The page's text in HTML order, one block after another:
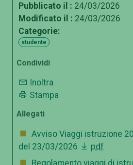
Pubblicato il : 24/03/2026
Modificato il : 24/03/2026
Categorie:
studente
Condividi
Inoltra
Stampa
Allegati
Avviso Viaggi istruzione
del 23/03/2026
pdf
Regolamento viaggi di